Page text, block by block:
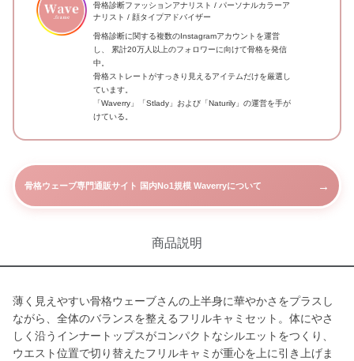
骨格診断ファッションアナリスト / パーソナルカラーア
ナリスト / 顔タイプアドバイザー
骨格診断に関する複数のInstagramアカウントを運営
し、 累計20万人以上のフォロワーに向けて骨格を発信
中。
骨格ストレートがすっきり見えるアイテムだけを厳選し
ています。
「Waverry」「Stlady」および「Naturily」の運営を手が
けている。
骨格ウェーブ専門通販サイト 国内No1規模 Waverryについて →
商品説明
薄く見えやすい骨格ウェーブさんの上半身に華やかさをプラスし
ながら、全体のバランスを整えるフリルキャミセット。体にやさ
しく沿うインナートップスがコンパクトなシルエットをつくり、
ウエスト位置で切り替えたフリルキャミが重心を上に引き上げま